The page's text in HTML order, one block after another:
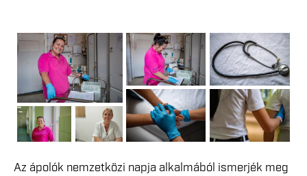
Az ápolók nemzetközi napja alkalmából ismerjék meg